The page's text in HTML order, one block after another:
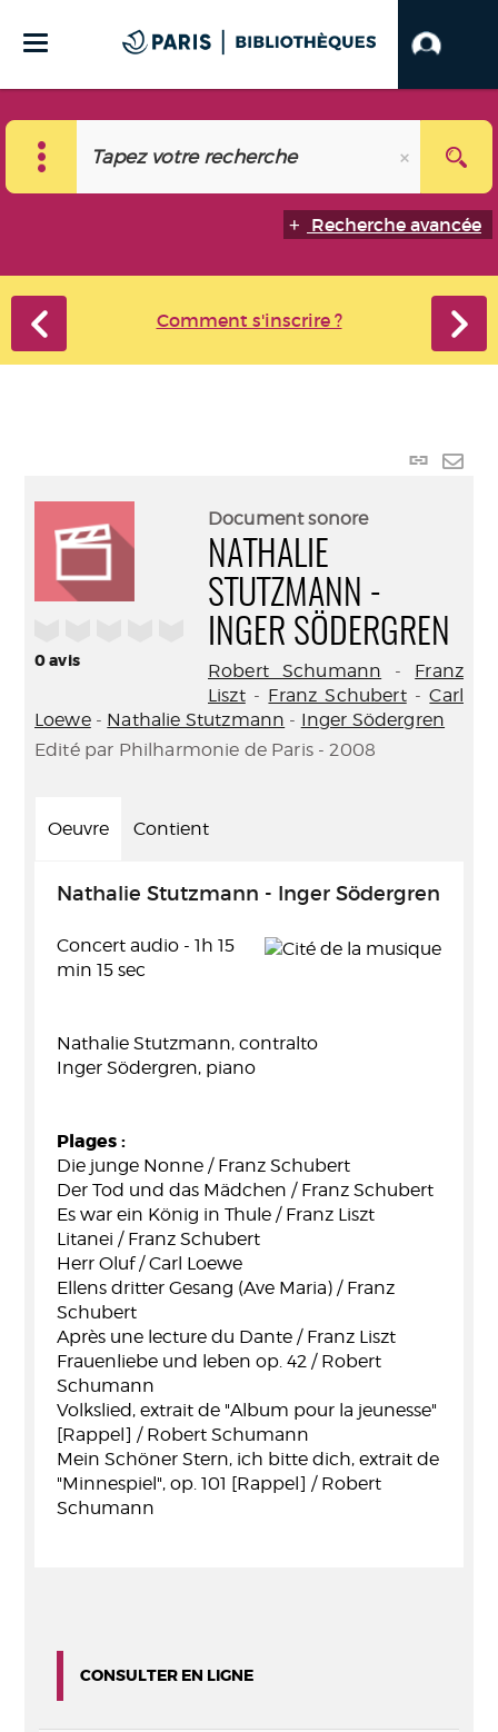
Recherche avancée
Comment s'inscrire ?
Lien
0avis
Document sonore
NATHALIE
STUTZMANN -
INGER SÖDERGREN
Robert Schumann - Franz
Liszt- Franz Schubert-Carl
Loewe- Nathalie Stutzmann - Inger Södergren
Edité par Philharmonie de Paris - 2008
Oeuvre Contient
Nathalie Stutzmann - Inger Södergren
Concert audio - 1h 15
min 15 sec
Nathalie Stutzmann, contralto
Inger Södergren, piano
Plages :
Die junge Nonne / Franz Schubert
Der Tod und das Mädchen / Franz Schubert
Es war ein König in Thule / Franz Liszt
Litanei / Franz Schubert
Herr Oluf / Carl Loewe
Ellens dritter Gesang (Ave Maria) / Franz
Schubert
Après une lecture du Dante / Franz Liszt
Frauenliebe und leben op. 42 / Robert
Schumann
Volkslied, extrait de "Album pour la jeunesse"
[Rappel] / Robert Schumann
Mein Schöner Stern, ich bitte dich, extrait de
"Minnespiel", op. 101 [Rappel] / Robert
Schumann
CONSULTER EN LIGNE